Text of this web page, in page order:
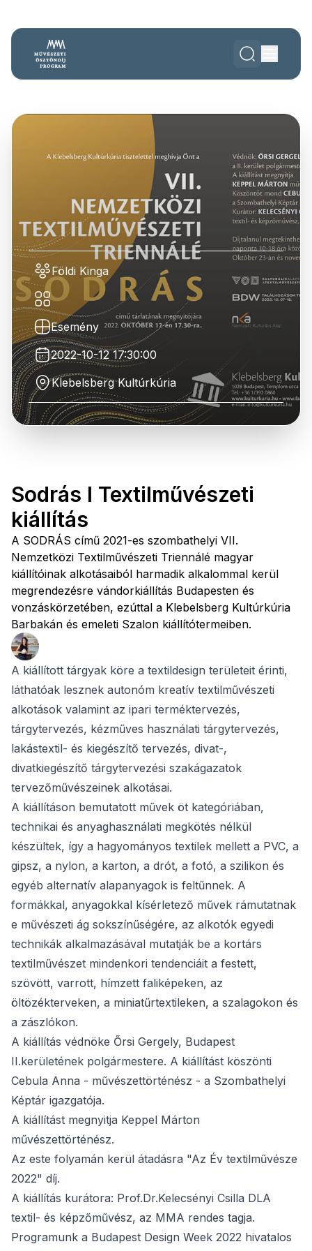
Földi Kinga
Esemény
2022-10-12 17:30:00
Klebelsberg Kultúrkúria
Sodrás I Textilművészeti
kiállítás
A SODRÁS című 2021-es szombathelyi VII.
Nemzetközi Textilművészeti Triennálé magyar
kiállítóinak alkotásaiból harmadik alkalommal kerül
megrendezésre vándorkiállítás Budapesten és
vonzáskörzetében, ezúttal a Klebelsberg Kultúrkúria
Barbakán és emeleti Szalon kiállítótermeiben.
A kiállított tárgyak köre a textildesign területeit érinti,
láthatóak lesznek autonóm kreatív textilművészeti
alkotások valamint az ipari terméktervezés,
tárgytervezés, kézműves használati tárgytervezés,
lakástextil- és kiegészítő tervezés, divat-,
divatkiegészítő tárgytervezési szakágazatok
tervezőművészeinek alkotásai.
A kiállításon bemutatott művek öt kategóriában,
technikai és anyaghasználati megkötés nélkül
készültek, így a hagyományos textilek mellett a PVC, a
gipsz, a nylon, a karton, a drót, a fotó, a szilikon és
egyéb alternatív alapanyagok is feltűnnek. A
formákkal, anyagokkal kísérletező művek rámutatnak
e művészeti ág sokszínűségére, az alkotók egyedi
technikák alkalmazásával mutatják be a kortárs
textilművészet mindenkori tendenciáit a festett,
szövött, varrott, hímzett faliképeken, az
öltözékterveken, a miniatűrtextileken, a szalagokon és
a zászlókon.
A kiállítás védnöke Őrsi Gergely, Budapest
II.kerületének polgármestere. A kiállítást köszönti
Cebula Anna - művészettörténész - a Szombathelyi
Képtár igazgatója.
A kiállítást megnyitja Keppel Márton
művészettörténész.
Az este folyamán kerül átadásra "Az Év textilművésze
2022" díj.
A kiállítás kurátora: Prof.Dr.Kelecsényi Csilla DLA
textil- és képzőművész, az MMA rendes tagja.
Programunk a Budapest Design Week 2022 hivatalos